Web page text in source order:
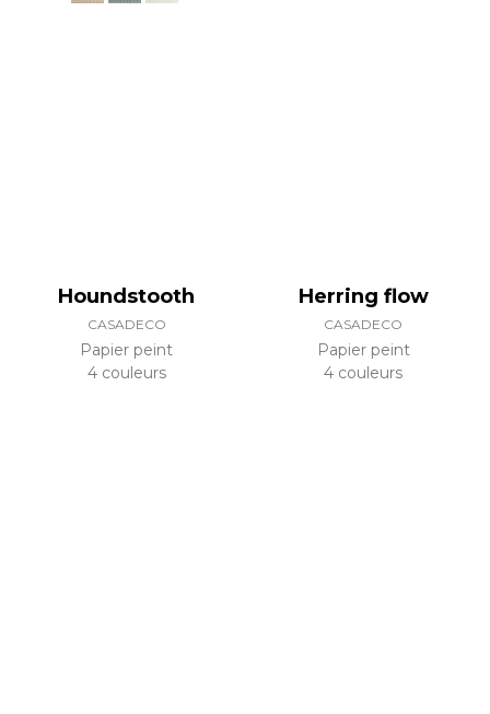
Houndstooth
CASADECO
Papier peint
4 couleurs
Herring flow
CASADECO
Papier peint
4 couleurs